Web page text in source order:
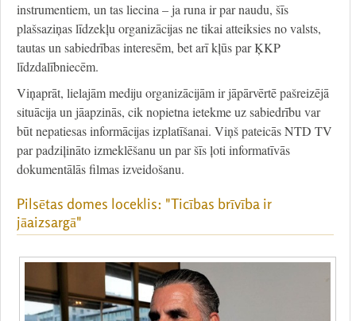
instrumentiem, un tas liecina – ja runa ir par naudu, šīs
plašsaziņas līdzekļu organizācijas ne tikai atteiksies no valsts,
tautas un sabiedrības interesēm, bet arī kļūs par ĶKP
līdzdalībniecēm.
Viņaprāt, lielajām mediju organizācijām ir jāpārvērtē pašreizējā
situācija un jāapzinās, cik nopietna ietekme uz sabiedrību var
būt nepatiesas informācijas izplatīšanai. Viņš pateicās NTD TV
par padziļināto izmeklēšanu un par šīs ļoti informatīvās
dokumentālās filmas izveidošanu.
Pilsētas domes loceklis: "Ticības brīvība ir
jāaizsargā"